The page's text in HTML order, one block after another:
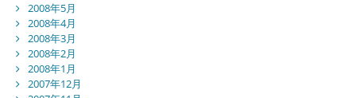
2008年5月
2008年4月
2008年3月
2008年2月
2008年1月
2007年12月